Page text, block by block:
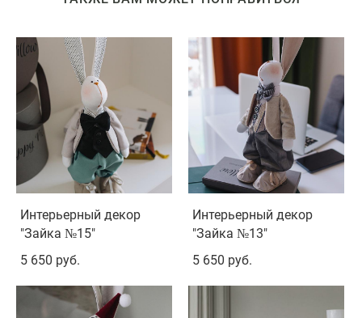
Интерьерный декор
"Зайка №15"
5 650 pуб.
Интерьерный декор
"Зайка №13"
5 650 pуб.